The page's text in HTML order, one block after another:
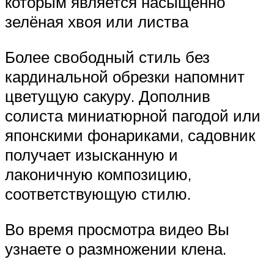
зелёная хвоя или листва
Более свободный стиль без
кардинальной обрезки напомнит
цветущую сакуру. Дополнив
солиста миниатюрной пагодой или
японскими фонариками, садовник
получает изысканную и
лаконичную композицию,
соответствующую стилю.
Во время просмотра видео Вы
узнаете о размножении клена.